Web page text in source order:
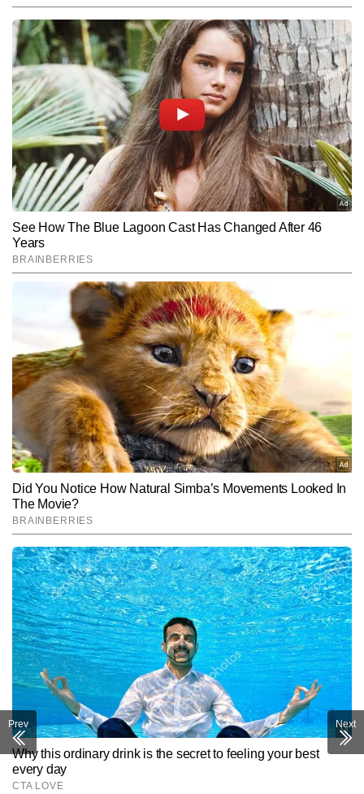
कुसुम भट्ट AUTHOR
टाइम्स नाउ नवभारत डिजिटल में बतौर एजुकेशन जर्नलिस्ट कार्यरत कुसुम भट्ट
शिक्षा जगत से जुड़ी हर छोटी-बड़ी हलचल पर पैनी नजर रखती हैं। मास्टर्स इन मास
कम्युनिकेशन की डिग्री प्राप्त करने के बाद वह पिछले 5 सालों से एजुकेशन बीट को
मजबूती से संभाल रही हैं। कुसुम को खबरों को सबसे पहले ब्रेक करने, विषय की
गहराई में जाकर स्टोरी तैयार करने और युवाओं को उनके करियर से जुड़ी सटीक
जानकारी देने में विशेष दक्षता प्राप्त है। कुसुम की लेखन शैली संक्षिप्त, शोध
आधारित और प्रभावशाली है। वे एग्जाम टिप्स, करियर गाइडेंस, सरकारी नौकरी से
जुड़ी खबरें, बोर्ड रिजल्ट और सक्सेस स्टोरीज़ जैसे विषयों पर सटीक और भरोसेमंद
कंटेंट तैयार करने के लिए जानी जाती हैं। कुसुम अबतक पांच हजार से अधिक
बाइलाइन रिपोर्ट पब्लिश  कर चुकी हैं। उन्हें ब्लॉगिंग, वेब स्टोरीज और ट्रेंडिंग
एजुकेशनल टॉपिक्स पर काम करने का खास शौक है। उनका मानना है कि – "शिक्षा
रखती है।"
और पढ़ें
Follow Us:
Subscribe to our daily Newsletter!
SUBMIT
Prev Next